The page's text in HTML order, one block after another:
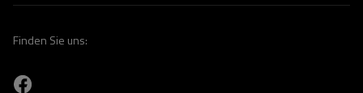
Finden Sie uns: